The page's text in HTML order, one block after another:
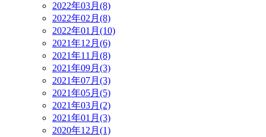
2022年03月(8)
2022年02月(8)
2022年01月(10)
2021年12月(6)
2021年11月(8)
2021年09月(3)
2021年07月(3)
2021年05月(5)
2021年03月(2)
2021年01月(3)
2020年12月(1)